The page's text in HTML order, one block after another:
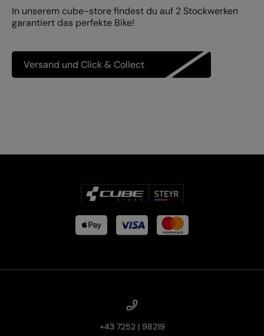
In unserem cube-store findest du auf 2 Stockwerken
garantiert das perfekte Bike!
Versand und Click & Collect
+43 7252 | 98219